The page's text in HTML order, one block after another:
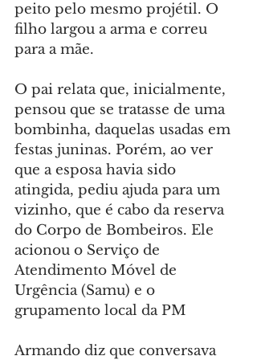
peito pelo mesmo projétil. O
filho largou a arma e correu
para a mãe.
O pai relata que, inicialmente,
pensou que se tratasse de uma
bombinha, daquelas usadas em
festas juninas. Porém, ao ver
que a esposa havia sido
atingida, pediu ajuda para um
vizinho, que é cabo da reserva
do Corpo de Bombeiros. Ele
acionou o Serviço de
Atendimento Móvel de
Urgência (Samu) e o
grupamento local da PM
Armando diz que conversava